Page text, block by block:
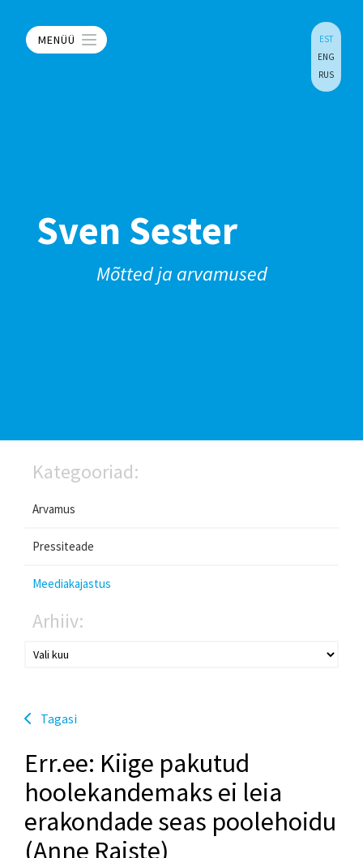
MENÜÜ
EST
ENG
RUS
Sven Sester
Mõtted ja arvamused
Kategooriad:
Arvamus
Pressiteade
Meediakajastus
Arhiiv:
Tagasi
Err.ee: Kiige pakutud
hoolekandemaks ei leia
erakondade seas poolehoidu
(Anne Raiste)